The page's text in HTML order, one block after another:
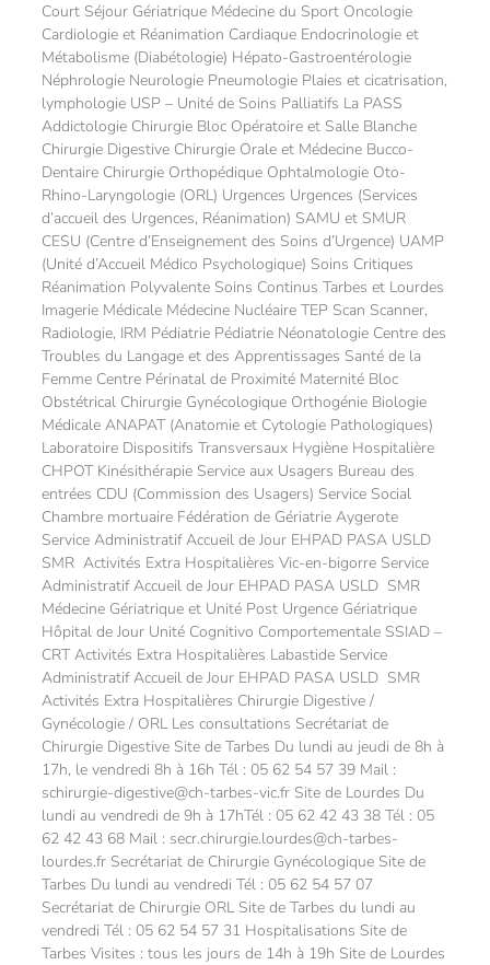
Court Séjour Gériatrique Médecine du Sport Oncologie
Cardiologie et Réanimation Cardiaque Endocrinologie et
Métabolisme (Diabétologie) Hépato-Gastroentérologie
Néphrologie Neurologie Pneumologie Plaies et cicatrisation,
lymphologie USP – Unité de Soins Palliatifs La PASS
Addictologie Chirurgie Bloc Opératoire et Salle Blanche
Chirurgie Digestive Chirurgie Orale et Médecine Bucco-
Dentaire Chirurgie Orthopédique Ophtalmologie Oto-
Rhino-Laryngologie (ORL) Urgences Urgences (Services
d’accueil des Urgences, Réanimation) SAMU et SMUR
CESU (Centre d’Enseignement des Soins d’Urgence) UAMP
(Unité d’Accueil Médico Psychologique) Soins Critiques
Réanimation Polyvalente Soins Continus Tarbes et Lourdes
Imagerie Médicale Médecine Nucléaire TEP Scan Scanner,
Radiologie, IRM Pédiatrie Pédiatrie Néonatologie Centre des
Troubles du Langage et des Apprentissages Santé de la
Femme Centre Périnatal de Proximité Maternité Bloc
Obstétrical Chirurgie Gynécologique Orthogénie Biologie
Médicale ANAPAT (Anatomie et Cytologie Pathologiques)
Laboratoire Dispositifs Transversaux Hygiène Hospitalière
CHPOT Kinésithérapie Service aux Usagers Bureau des
entrées CDU (Commission des Usagers) Service Social
Chambre mortuaire Fédération de Gériatrie Aygerote
Service Administratif Accueil de Jour EHPAD PASA USLD
SMR Activités Extra Hospitalières Vic-en-bigorre Service
Administratif Accueil de Jour EHPAD PASA USLD SMR
Médecine Gériatrique et Unité Post Urgence Gériatrique
Hôpital de Jour Unité Cognitivo Comportementale SSIAD –
CRT Activités Extra Hospitalières Labastide Service
Administratif Accueil de Jour EHPAD PASA USLD SMR
Activités Extra Hospitalières Chirurgie Digestive /
Gynécologie / ORL Les consultations Secrétariat de
Chirurgie Digestive Site de Tarbes Du lundi au jeudi de 8h à
17h, le vendredi 8h à 16h Tél : 05 62 54 57 39 Mail :
schirurgie-digestive@ch-tarbes-vic.fr Site de Lourdes Du
lundi au vendredi de 9h à 17hTél : 05 62 42 43 38 Tél : 05
62 42 43 68 Mail : secr.chirurgie.lourdes@ch-tarbes-
lourdes.fr Secrétariat de Chirurgie Gynécologique Site de
Tarbes Du lundi au vendredi Tél : 05 62 54 57 07
Secrétariat de Chirurgie ORL Site de Tarbes du lundi au
vendredi Tél : 05 62 54 57 31 Hospitalisations Site de
Tarbes Visites : tous les jours de 14h à 19h Site de Lourdes